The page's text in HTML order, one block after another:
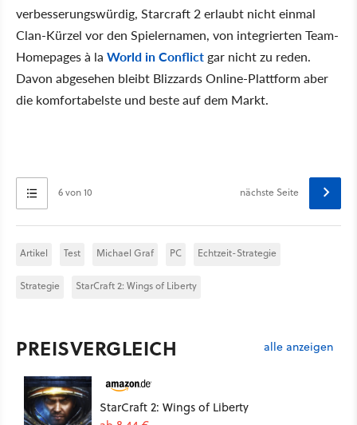
verbesserungswürdig, Starcraft 2 erlaubt nicht einmal
Clan-Kürzel vor den Spielernamen, von integrierten Team-
Homepages à la World in Conflict gar nicht zu reden.
Davon abgesehen bleibt Blizzards Online-Plattform aber
die komfortabelste und beste auf dem Markt.
6 von 10 nächste Seite
Artikel Test Michael Graf PC Echtzeit-Strategie
Strategie StarCraft 2: Wings of Liberty
PREISVERGLEICH alle anzeigen
StarCraft 2: Wings of Liberty